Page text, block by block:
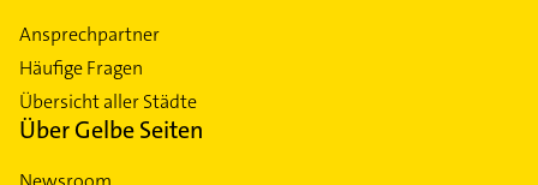
Ansprechpartner
Häufige Fragen
Übersicht aller Städte
Über Gelbe Seiten